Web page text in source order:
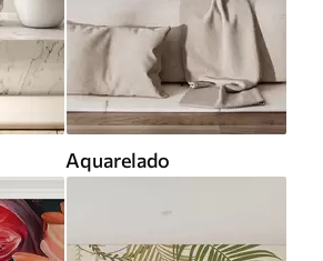
Aquarelado